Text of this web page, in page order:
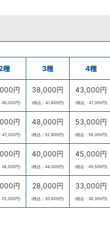
種 3種 4種
円
36,300円)
38,000円
(税込：41,800円)
43,000円
(税込：47,300円)
円
47,300円)
48,000円
(税込：52,800円)
53,000円
(税込：58,300円)
円
38,500円)
40,000円
(税込：44,000円)
45,000円
(税込：49,500円)
円
25,300円)
28,000円
(税込：30,800円)
33,000円
(税込：36,300円)